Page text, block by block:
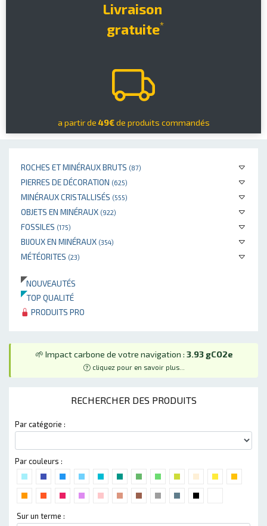
ROCHES ET MINÉRAUX BRUTS (87)
PIERRES DE DÉCORATION (625)
MINÉRAUX CRISTALLISÉS (555)
OBJETS EN MINÉRAUX (922)
FOSSILES (175)
BIJOUX EN MINÉRAUX (354)
MÉTÉORITES (23)
NOUVEAUTÉS
TOP QUALITÉ
PRODUITS PRO
🌱 Impact carbone de votre navigation : 3.93 gCO2e
cliquez pour en savoir plus...
RECHERCHER DES PRODUITS
Par catégorie :
Par couleurs :
Sur un terme :
Livraison
gratuite*
a partir de 49€de produits commandés